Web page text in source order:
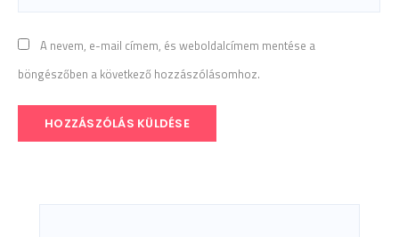
A nevem, e-mail címem, és weboldalcímem mentése a
böngészőben a következő hozzászólásomhoz.